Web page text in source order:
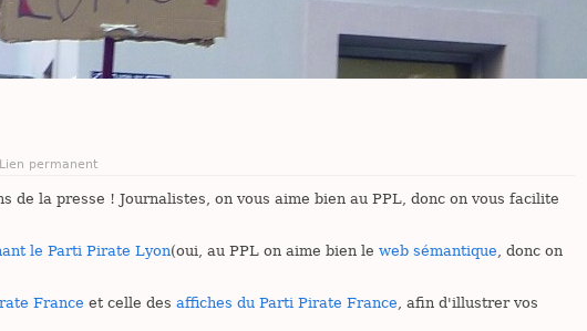
Lien permanent
de la presse ! Journalistes, on vous aime bien au PPL, donc on vous facilite
le Parti Pirate Lyon(oui, au PPL on aime bien le web sémantique , donc on
France et celle des affiches du Parti Pirate France , afin d'illustrer vos